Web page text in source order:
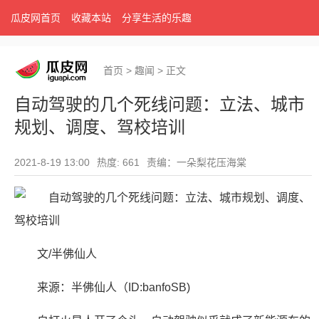
瓜皮网首页 收藏本站 分享生活的乐趣
首页 > 趣闻 > 正文
自动驾驶的几个死线问题：立法、城市
规划、调度、驾校培训
2021-8-19 13:00 热度: 661 责编：一朵梨花压海棠
文/半佛仙人
来源：半佛仙人（ID:banfoSB)